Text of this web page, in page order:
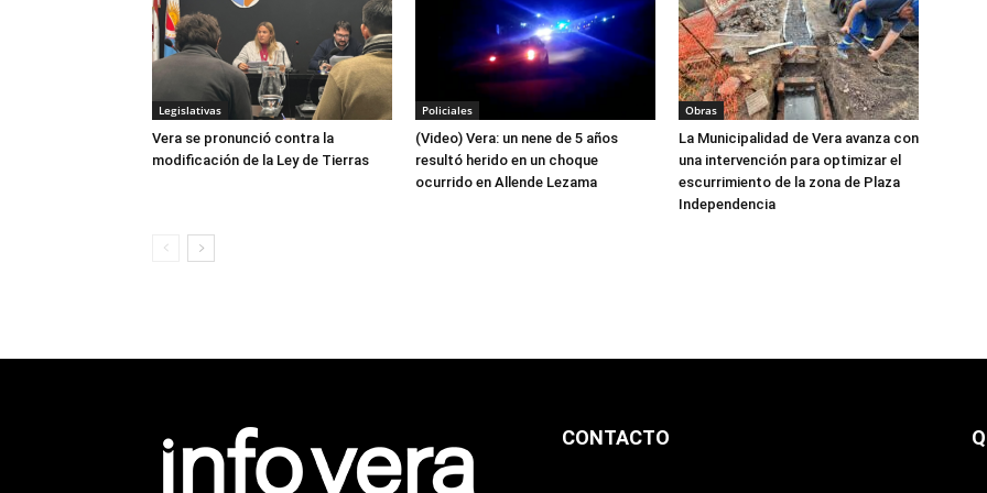
Legislativas
Vera se pronunció contra la
modificación de la Ley de Tierras
Policiales
(Video) Vera: un nene de 5 años
resultó herido en un choque
ocurrido en Allende Lezama
Obras
La Municipalidad de Vera avanza con
una intervención para optimizar el
escurrimiento de la zona de Plaza
Independencia
CONTACTO